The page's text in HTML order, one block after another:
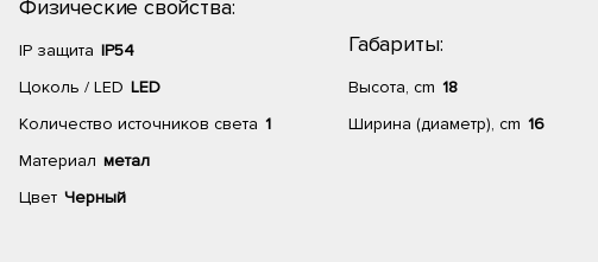
Физические свойства:
IP защита IP54
Цоколь / LED LED
Количество источников света 1
Материал метал
Цвет Черный
Габариты:
Высота, cm 18
Ширина (диаметр), cm 16